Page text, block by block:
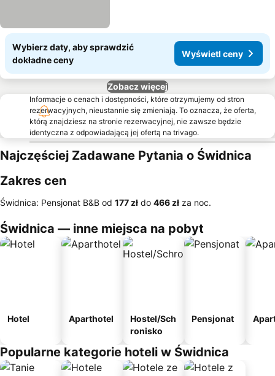
Wybierz daty, aby sprawdzić
dokładne ceny
Wyświetl ceny
Zobacz więcej
Informacje o cenach i dostępności, które otrzymujemy od stron
rezerwacyjnych, nieustannie się zmieniają. To oznacza, że oferta,
którą znajdziesz na stronie rezerwacyjnej, nie zawsze będzie
identyczna z odpowiadającą jej ofertą na trivago.
Najczęściej Zadawane Pytania o Świdnica
Zakres cen
Świdnica: Pensjonat B&B od ‎177 zł do ‎466 zł za noc.
Świdnica — inne miejsca na pobyt
Hotel Aparthotel
Hostel/Sch
ronisko
Pensjonat
Popularne kategorie hoteli w Świdnica